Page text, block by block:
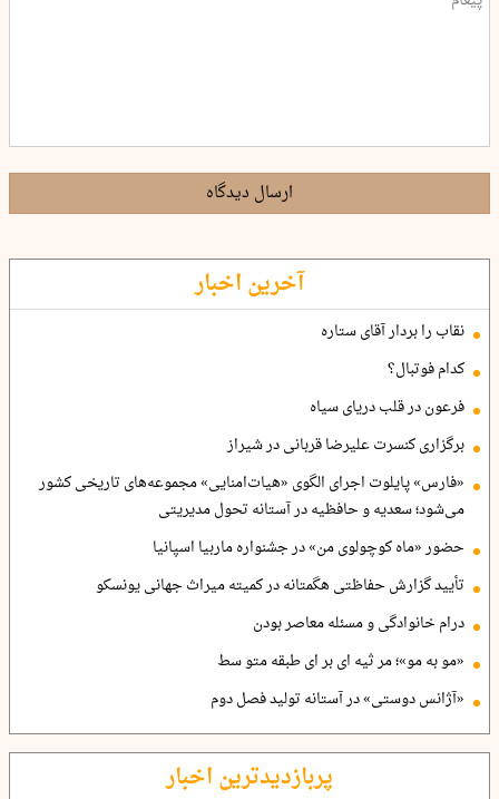
ارسال دیدگاه
آخرین اخبار
نقاب را بردار آقای ستاره
کدام فوتبال؟
فرعون در قلب دریای سیاه
برگزاری کنسرت علیرضا قربانی در شیراز
«فارس» پایلوت اجرای الگوی «هیات‌امنایی» مجموعه‌های تاریخی کشور
می‌شود؛ سعدیه و حافظیه در آستانه تحول مدیریتی
حضور «ماه کوچولوی من» در جشنواره ماربیا اسپانیا
تأیید گزارش حفاظتی هگمتانه در کمیته میراث جهانی یونسکو
درام خانوادگی و مسئله معاصر بودن
«مو به مو»؛ مر ثیه ای بر ای طبقه متو سط
«آژانس دوستی» در آستانه تولید فصل دوم
پربازدیدترین اخبار